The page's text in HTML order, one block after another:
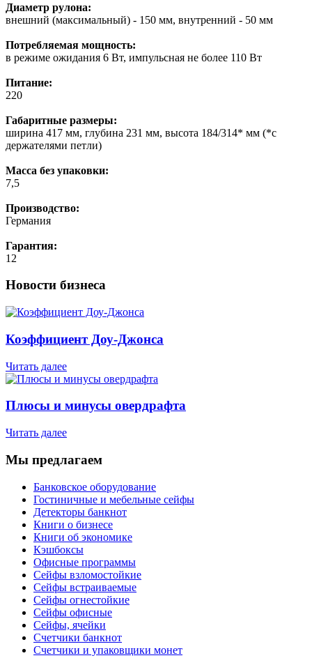
Диаметр рулона:
внешний (максимальный) - 150 мм, внутренний - 50 мм
Потребляемая мощность:
в режиме ожидания 6 Вт, импульсная не более 110 Вт
Питание:
220
Габаритные размеры:
ширина 417 мм, глубина 231 мм, высота 184/314* мм (*с
держателями петли)
Масса без упаковки:
7,5
Производство:
Германия
Гарантия:
12
Новости бизнеса
Коэффициент Доу-Джонса
Читать далее
Плюсы и минусы овердрафта
Читать далее
Мы предлагаем
Банковское оборудование
Гостиничные и мебельные сейфы
Детекторы банкнот
Книги о бизнесе
Книги об экономике
Кэшбоксы
Офисные программы
Сейфы взломостойкие
Сейфы встраиваемые
Сейфы огнестойкие
Сейфы офисные
Сейфы, ячейки
Счетчики банкнот
Счетчики и упаковщики монет